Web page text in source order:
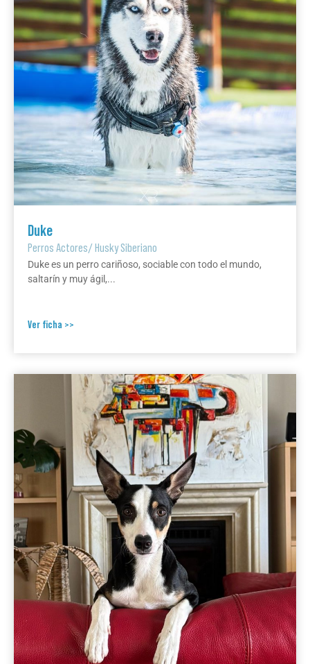
Duke
Perros Actores/Husky Siberiano
Duke es un perro cariñoso, sociable con todo el mundo,
saltarín y muy ágil,...
Ver ficha >>